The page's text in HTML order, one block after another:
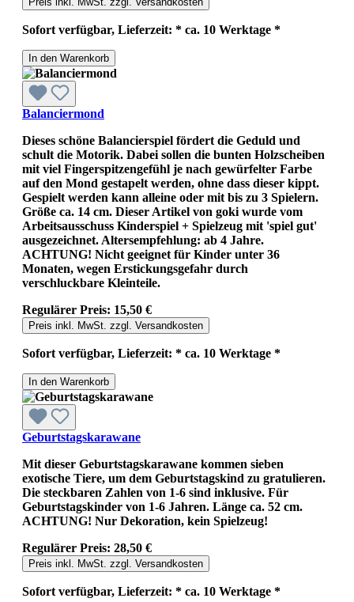
Sofort verfügbar, Lieferzeit: * ca. 10 Werktage *
In den Warenkorb
Balanciermond
Dieses schöne Balancierspiel fördert die Geduld und
schult die Motorik. Dabei sollen die bunten Holzscheiben
mit viel Fingerspitzengefühl je nach gewürfelter Farbe
auf den Mond gestapelt werden, ohne dass dieser kippt.
Gespielt werden kann alleine oder mit bis zu 3 Spielern.
Größe ca. 14 cm. Dieser Artikel von goki wurde vom
Arbeitsausschuss Kinderspiel + Spielzeug mit 'spiel gut'
ausgezeichnet. Altersempfehlung: ab 4 Jahre.
ACHTUNG! Nicht geeignet für Kinder unter 36
Monaten, wegen Erstickungsgefahr durch
verschluckbare Kleinteile.
Regulärer Preis: 15,50 €
Preis inkl. MwSt. zzgl. Versandkosten
Sofort verfügbar, Lieferzeit: * ca. 10 Werktage *
In den Warenkorb
Geburtstagskarawane
Mit dieser Geburtstagskarawane kommen sieben
exotische Tiere, um dem Geburtstagskind zu gratulieren.
Die steckbaren Zahlen von 1-6 sind inklusive. Für
Geburtstagskinder von 1-6 Jahren. Länge ca. 52 cm.
ACHTUNG! Nur Dekoration, kein Spielzeug!
Regulärer Preis: 28,50 €
Preis inkl. MwSt. zzgl. Versandkosten
Sofort verfügbar, Lieferzeit: * ca. 10 Werktage *